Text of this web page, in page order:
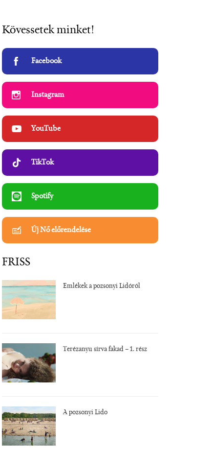
Kövessetek minket!
Facebook
Instagram
YouTube
TikTok
Spotify
Új Nő előrendelése
FRISS
Emlékek a pozsonyi Lidóról
Terézanyu sírva fakad – 1. rész
A pozsonyi Lido